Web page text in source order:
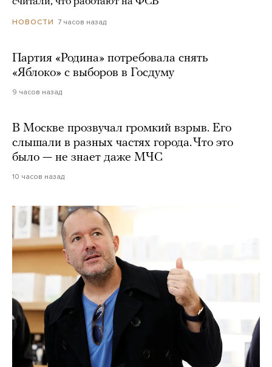
НОВОСТИ 7 часов назад
Партия «Родина» потребовала снять
«Яблоко» с выборов в Госдуму
9 часов назад
В Москве прозвучал громкий взрыв. Его
слышали в разных частях города. Что это
было — не знает даже МЧС
10 часов назад